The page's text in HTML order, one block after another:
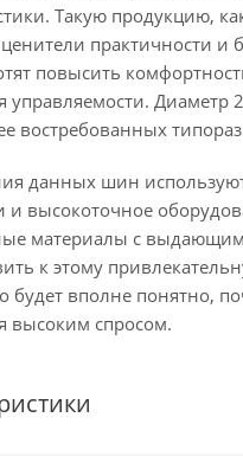
Такую продукцию,
практичности и
повысить
управляемости. Диаметр
востребованных
данных шин
и высокоточное
материалы с
к этому
будет вполне понятно,
высоким спросом.